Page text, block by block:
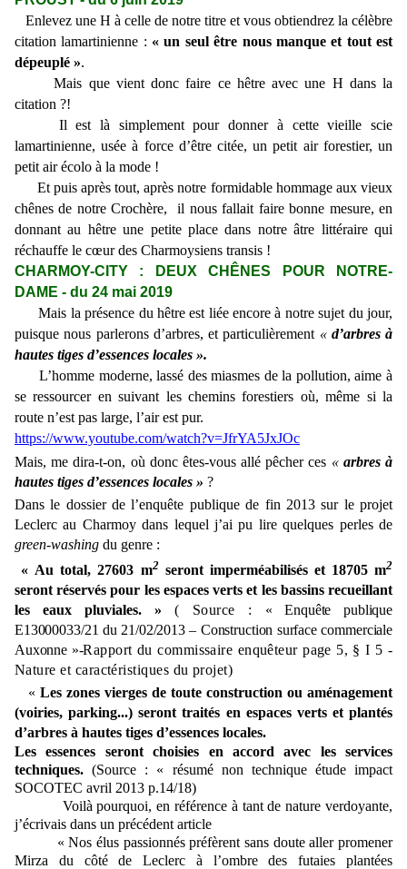
Enlevez une H à celle de notre titre et vous obtiendrez la célèbre
citation lamartinienne : « un seul être nous manque et tout est
dépeuplé ».
Mais que vient donc faire ce hêtre avec une H dans la
citation ?!
Il est là simplement pour donner à cette vieille scie
lamartinienne, usée à force d’être citée, un petit air forestier, un
petit air écolo à la mode !
Et puis après tout, après notre formidable hommage aux vieux
chênes de notre Crochère, il nous fallait faire bonne mesure, en
donnant au hêtre une petite place dans notre âtre littéraire qui
réchauffe le cœur des Charmoysiens transis !
CHARMOY-CITY : DEUX CHÊNES POUR NOTRE-
DAME - du 24 mai 2019
Mais la présence du hêtre est liée encore à notre sujet du jour,
puisque nous parlerons d’arbres, et particulièrement « d’arbres à
hautes tiges d’essences locales ».
L’homme moderne, lassé des miasmes de la pollution, aime à
se ressourcer en suivant les chemins forestiers où, même si la
route n’est pas large, l’air est pur.
https://www.youtube.com/watch?v=JfrYA5JxJOc
Mais, me dira-t-on, où donc êtes-vous allé pêcher ces « arbres à
hautes tiges d’essences locales » ?
Dans le dossier de l’enquête publique de fin 2013 sur le projet
Leclerc au Charmoy dans lequel j’ai pu lire quelques perles de
green-washing du genre :
« Au total, 27603 m2 seront imperméabilisés et 18705 m2
seront réservés pour les espaces verts et les bassins recueillant
les eaux pluviales. » ( Source : « Enquête publique
E13000033/21 du 21/02/2013– Construction surface commerciale
Auxonne »-Rapport du commissaire enquêteur page 5, § I 5 -
Nature et caractéristiques du projet)
« Les zones vierges de toute construction ou aménagement
(voiries, parking...) seront traités en espaces verts et plantés
d’arbres à hautes tiges d’essences locales.
Les essences seront choisies en accord avec les services
techniques.(Source : « résumé non technique étude impact
SOCOTEC avril 2013 p.14/18)
Voilà pourquoi, en référence à tant de nature verdoyante,
j’écrivais dans un précédent article
« Nos élus passionnés préfèrent sans doute aller promener
Mirza du côté de Leclerc à l’ombre des futaies plantées